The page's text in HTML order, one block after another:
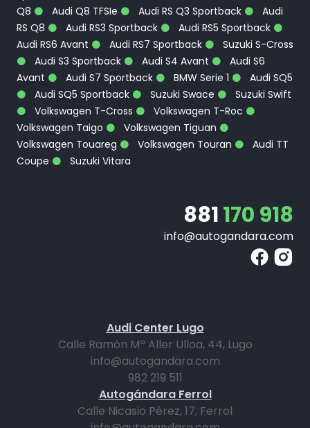
Q8
Audi Q8 TFSIe Audi RS Q3 Sportback
Audi
RS Q8
Audi RS3 Sportback
Audi RS5 Sportback
Audi RS6 Avant
Audi RS7 Sportback
Suzuki S-Cross
Audi S3 Sportback
Audi S4 Avant
Audi S6
Avant
Audi S7 Sportback BMW Serie 1
Audi SQ5
Audi SQ5 Sportback
Suzuki Swace
Suzuki Swift
Volkswagen T-Cross
Volkswagen T-Roc
Volkswagen Taigo
Volkswagen Tiguan
Volkswagen Touareg
Volkswagen Touran
Audi TT
Coupe
Suzuki Vitara
881170 918
info@autogandara.com
Audi Center Lugo
Calle Ramón Mª Aller Ulloa, 44, Lugo
info@autogandara.com
982 219 511
Autogándara Ferrol
Calle Nicasio Pérez, 17, Ferrol